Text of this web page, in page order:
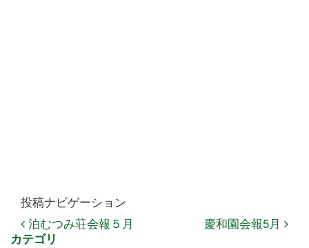
投稿ナビゲーション
泊むつみ荘会報５月
慶和園会報5月
カテゴリ